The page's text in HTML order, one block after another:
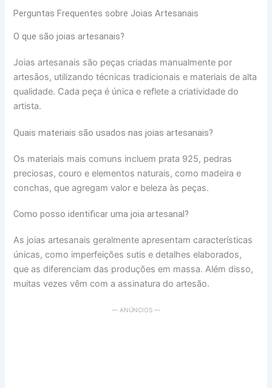
Perguntas Frequentes sobre Joias Artesanais
O que são joias artesanais?
Joias artesanais são peças criadas manualmente por
artesãos, utilizando técnicas tradicionais e materiais de alta
qualidade. Cada peça é única e reflete a criatividade do
artista.
Quais materiais são usados nas joias artesanais?
Os materiais mais comuns incluem prata 925, pedras
preciosas, couro e elementos naturais, como madeira e
conchas, que agregam valor e beleza às peças.
Como posso identificar uma joia artesanal?
As joias artesanais geralmente apresentam características
únicas, como imperfeições sutis e detalhes elaborados,
que as diferenciam das produções em massa. Além disso,
muitas vezes vêm com a assinatura do artesão.
— ANÚNCIOS —